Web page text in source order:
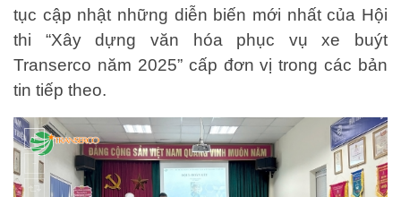
tục cập nhật những diễn biến mới nhất của Hội
thi “Xây dựng văn hóa phục vụ xe buýt
Transerco năm 2025” cấp đơn vị trong các bản
tin tiếp theo.